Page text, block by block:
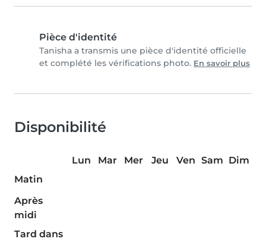
Pièce d'identité
Tanisha a transmis une pièce d'identité officielle
et complété les vérifications photo. En savoir plus
Disponibilité
Lun Mar Mer Jeu Ven Sam Dim
Matin
Après
midi
Tard dans